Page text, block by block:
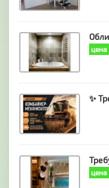
цена
✨
цена